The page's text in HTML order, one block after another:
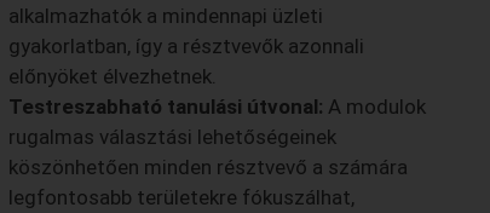
alkalmazhatók a mindennapi üzleti
gyakorlatban, így a résztvevők azonnali
előnyöket élvezhetnek.
Testreszabható tanulási útvonal: A modulok
rugalmas választási lehetőségeinek
köszönhetően minden résztvevő a számára
legfontosabb területekre fókuszálhat,